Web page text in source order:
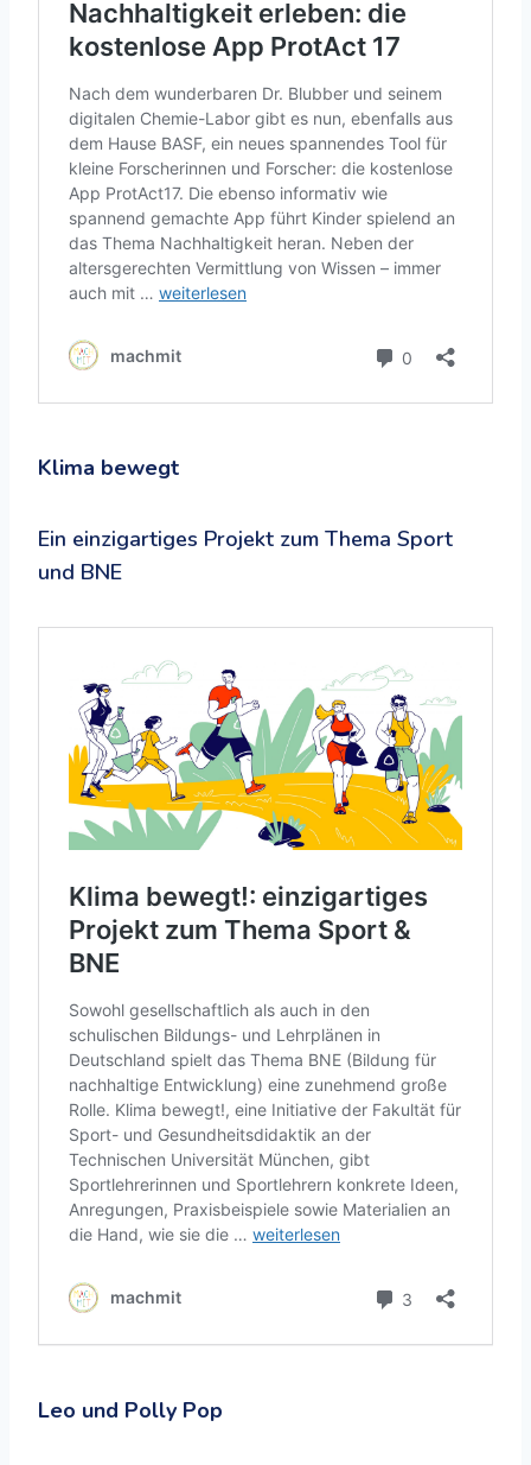
Klima bewegt
Ein einzigartiges Projekt zum Thema Sport
und BNE
Leo und Polly Pop